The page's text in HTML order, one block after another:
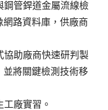
鋼管銲道金屬流線檢
網路資料庫，供廠商
協助廠商快速研判製
並將關鍵檢測技術移
廠實習。